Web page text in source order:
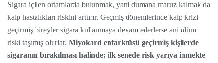
Sigara içilen ortamlarda bulunmak, yani dumana maruz kalmak da
kalp hastalıkları riskini arttırır. Geçmiş dönemlerinde kalp krizi
geçirmiş bireyler sigara kullanmaya devam ederlerse ani ölüm
riski taşımış olurlar. Miyokard enfarktüsü geçirmiş kişilerde
sigaranın bırakılması halinde; ilk senede risk yarıya inmekte